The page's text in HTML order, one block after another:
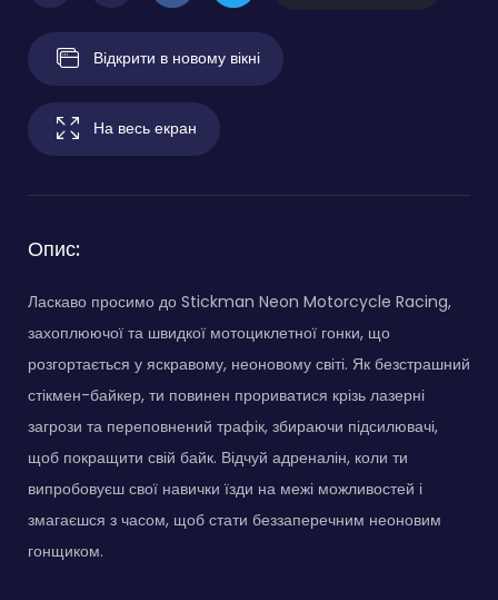
Відкрити в новому вікні
На весь екран
Опис:
Ласкаво просимо до Stickman Neon Motorcycle Racing,
захоплюючої та швидкої мотоциклетної гонки, що
розгортається у яскравому, неоновому світі. Як безстрашний
стікмен-байкер, ти повинен прориватися крізь лазерні
загрози та переповнений трафік, збираючи підсилювачі,
щоб покращити свій байк. Відчуй адреналін, коли ти
випробовуєш свої навички їзди на межі можливостей і
змагаєшся з часом, щоб стати беззаперечним неоновим
гонщиком.